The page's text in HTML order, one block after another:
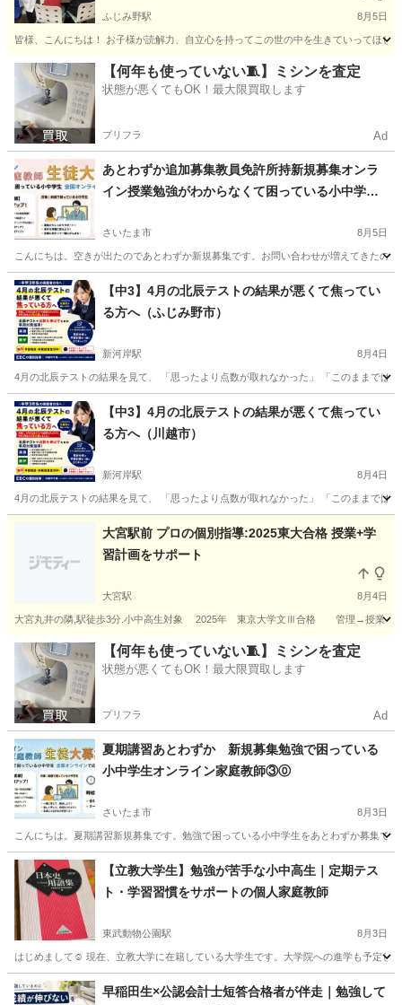
ふじみ野駅 8月5日
皆様、こんにちは！ お子様が読解力、自立心を持ってこの世の中を生きていってほ
埼玉 富士見市 ふじみ野駅 塾 千葉 習志野市
津田沼駅 塾
【何年も使っていない🧵】ミシンを査定
状態が悪くてもOK！最大限買取します
プリフラ Ad
あとわずか追加募集教員免許所持新規募集オンラ
イン授業勉強がわからなくて困っている小中学生2
さいたま市 8月5日
こんにちは。空きが出たのであとわずか新規募集です。お問い合わせが増えてきたの
埼玉 さいたま市 家庭教師 算数
【中3】4月の北辰テストの結果が悪くて焦ってい
る方へ（ふじみ野市）
新河岸駅 8月4日
4月の北辰テストの結果を見て、 「思ったより点数が取れなかった」 「このままでは
埼玉 ふじみ野市 新河岸駅 受験
【中3】4月の北辰テストの結果が悪くて焦ってい
る方へ（川越市）
新河岸駅 8月4日
4月の北辰テストの結果を見て、 「思ったより点数が取れなかった」 「このままでは
新河岸駅 図形
大宮駅前 プロの個別指導:2025東大合格 授業+学
習計画をサポート
大宮駅 8月4日
大宮丸井の隣,駅徒歩3分.小中高生対象 2025年 東京大学文Ⅲ合格 管理→授業→補
埼玉 さいたま市 大宮駅 塾 ソフィア
【何年も使っていない🧵】ミシンを査定
状態が悪くてもOK！最大限買取します
プリフラ Ad
夏期講習あとわずか 新規募集勉強で困っている
小中学生オンライン家庭教師③⓪
さいたま市 8月3日
こんにちは。夏期講習新規募集です。勉強で困っている小中学生をあとわずか募集
埼玉 さいたま市 家庭教師 理科
【立教大学生】勉強が苦手な小中高生｜定期テス
ト・学習習慣をサポートの個人家庭教師
東武動物公園駅 8月3日
はじめまして☺️ 現在、立教大学に在籍している大学生です。大学院への進学も予定し
埼玉 南埼玉郡 東武動物公園駅 家庭教師 定期テスト
早稲田生×公認会計士短答合格者が伴走｜勉強して